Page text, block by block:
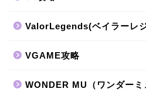
ValorLegends(ベイラーレ
VGAME攻略
WONDER MU（ワンダーミ